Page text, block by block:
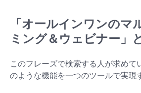
「オールインワンのマ
ミング＆ウェビナー」
このフレーズで検索する人が求めて
のような機能を一つのツールで実現